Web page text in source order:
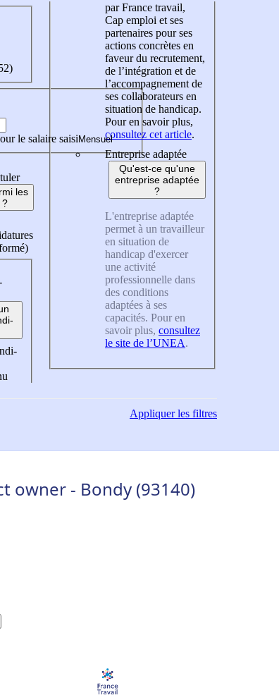
le salaire saisi
les
?
par France travail,
Cap emploi et ses
partenaires pour ses
actions concrètes en
faveur du recrutement,
de l’intégration et de
l’accompagnement de
ses collaborateurs en
situation de handicap.
Pour en savoir plus,
consultez cet article.
Entreprise adaptée
Qu'est-ce qu'une
entreprise adaptée
?
L'entreprise adaptée
permet à un travailleur
en situation de
handicap d'exercer
une activité
professionnelle dans
des conditions
adaptées à ses
capacités. Pour en
savoir plus, consultez
le site de l’UNEA.
Appliquerles filtres
owner - Bondy (93140)